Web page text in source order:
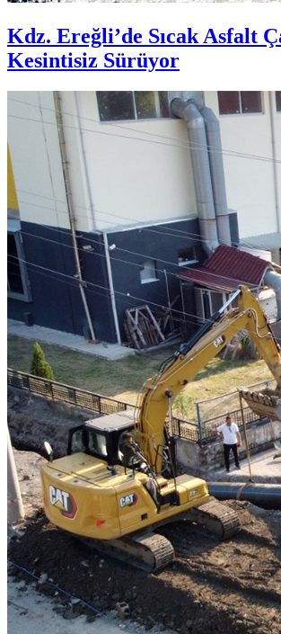
Kdz. Ereğli’de Sıcak Asfalt
Kesintisiz Sürüyor